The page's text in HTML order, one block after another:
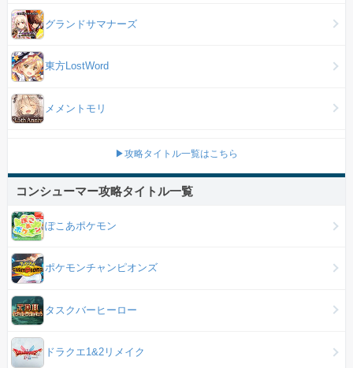
グランドサマナーズ
東方LostWord
メメントモリ
▶攻略タイトル一覧はこちら
コンシューマー攻略タイトル一覧
ぽこあポケモン
ポケモンチャンピオンズ
タスクバーヒーロー
ドラクエ1&2リメイク